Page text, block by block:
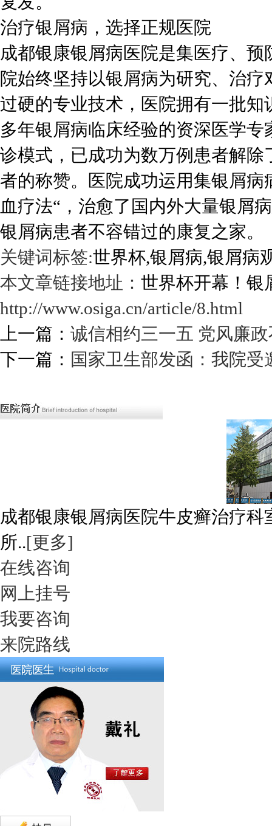
治疗银屑病，选择正规医院
成都银康银屑病医院是集医疗、
院始终坚持以银屑病为研究、治
过硬的专业技术，医院拥有一批
多年银屑病临床经验的资深医学
诊模式，已成功为数万例患者解
者的称赞。医院成功运用集银屑
血疗法“，治愈了国内外大量银屑
银屑病患者不容错过的康复之家。
关键词标签:世界杯,银屑病,银屑病
本文章链接地址： 世界杯开幕！银
http://www.osiga.cn/article/8.html
上一篇： 诚信相约三一五 党风廉
下一篇： 国家卫生部发函：我院
成都银康银屑病医院牛皮癣治疗
所..[更多]
在线咨询
网上挂号
我要咨询
来院路线